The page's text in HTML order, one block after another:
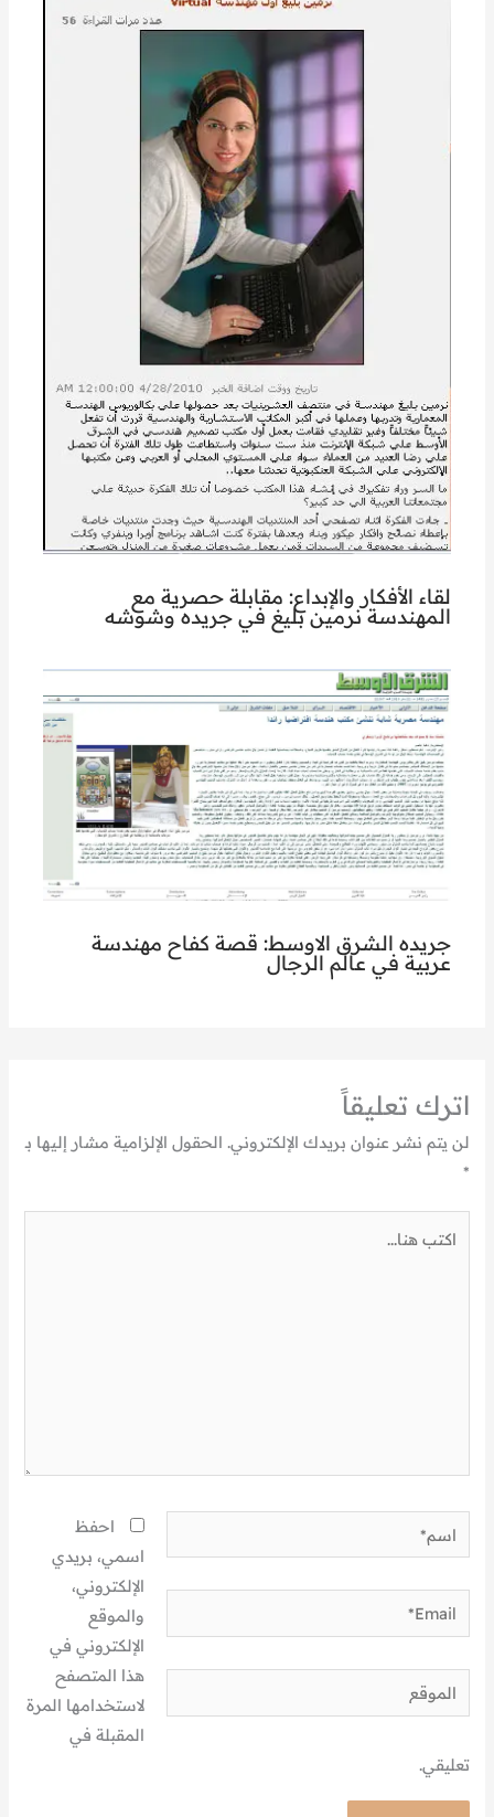
لقاء الأفكار والإبداع: مقابلة حصرية مع
المهندسة نرمين بليغ في جريده وشوشه
جريده الشرق الاوسط: قصة كفاح مهندسة
عربية في عالم الرجال
اترك تعليقاً
لن يتم نشر عنوان بريدك الإلكتروني. الحقول الإلزامية مشار إليها بـ
*
اسم*
Email*
الموقع
احفظ
اسمي، بريدي
الإلكتروني،
والموقع
الإلكتروني في
هذا المتصفح
لاستخدامها المرة
المقبلة في
تعليقي.